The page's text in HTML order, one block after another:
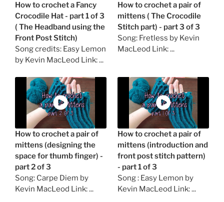
How to crochet a Fancy
Crocodile Hat - part 1 of 3
( The Headband using the
Front Post Stitch)
Song credits: Easy Lemon
by Kevin MacLeod Link: ...
How to crochet a pair of
mittens ( The Crocodile
Stitch part) - part 3 of 3
Song: Fretless by Kevin
MacLeod Link: ...
How to crochet a pair of
mittens (designing the
space for thumb finger) -
part 2 of 3
Song: Carpe Diem by
Kevin MacLeod Link: ...
How to crochet a pair of
mittens (introduction and
front post stitch pattern)
- part 1 of 3
Song : Easy Lemon by
Kevin MacLeod Link: ...